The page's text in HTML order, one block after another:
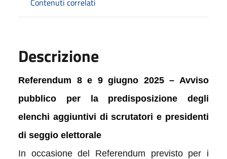
Descrizione
Referendum 8 e 9 giugno 2025 – Avviso
pubblico per la predisposizione degli
elenchi aggiuntivi di scrutatori e presidenti
di seggio elettorale
In occasione del Referendum previsto per i